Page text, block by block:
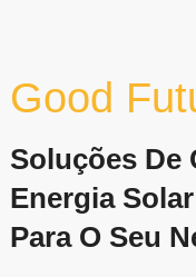
GF
Good
Soluções De
Energia
Para O Seu